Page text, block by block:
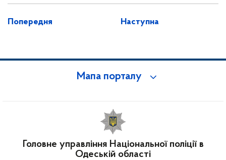
Попередня Наступна
Мапа порталу
Головне управління Національної поліції в
Одеській області